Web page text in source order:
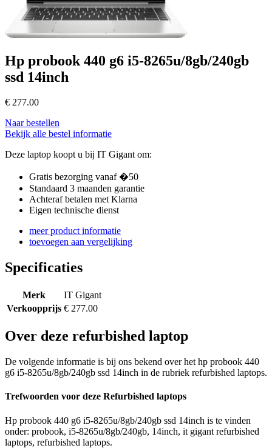
Hp probook 440 g6 i5-8265u/8gb/240gb
ssd 14inch
€ 277.00
Naar bestellen
Bekijk alle bestel informatie
Deze laptop koopt u bij IT Gigant om:
Gratis bezorging vanaf �50
Standaard 3 maanden garantie
Achteraf betalen met Klarna
Eigen technische dienst
meer product informatie
toevoegen aan vergelijking
Specificaties
Merk
IT Gigant
Verkoopprijs € 277.00
Over deze refurbished laptop
De volgende informatie is bij ons bekend over het hp probook 440
g6 i5-8265u/8gb/240gb ssd 14inch in de rubriek refurbished laptops.
Trefwoorden voor deze Refurbished laptops
Hp probook 440 g6 i5-8265u/8gb/240gb ssd 14inch is te vinden
onder: probook, i5-8265u/8gb/240gb, 14inch, it gigant refurbished
laptops, refurbished laptops.